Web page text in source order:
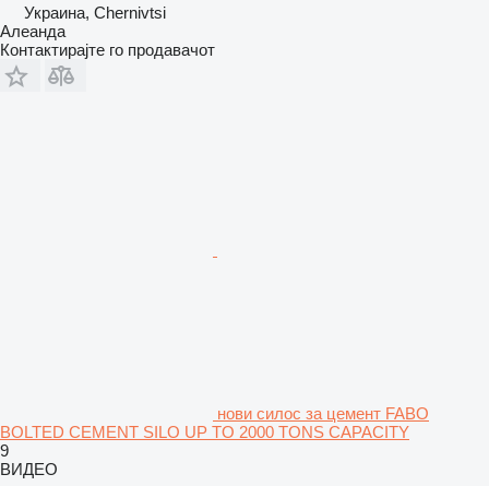
Украина, Chernivtsi
Алеанда
Контактирајте го продавачот
нови силос за цемент FABO
BOLTED CEMENT SILO UP TO 2000 TONS CAPACITY
9
ВИДЕО